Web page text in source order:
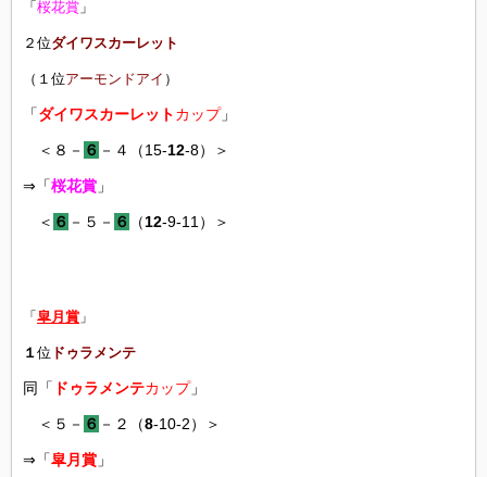
「 桜花賞 」
２位ダイワスカーレット
（１位アーモンドアイ ）
「ダイワスカーレットカップ」
＜８－ ６ －４（15-12-8）＞
⇒「桜花賞 」
＜ ６ －５－ ６ （12-9-11）＞
「 皐月賞 」
１位 ドゥラメンテ
同「 ドゥラメンテカップ」
＜５－ ６ －２（8-10-2）＞
⇒「皐月賞 」